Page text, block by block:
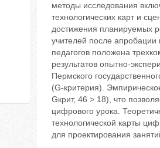
методы исследования
технологических карт и
достижения планируемых
учителей после апробации
педагогов положена
результатов опытно-
Пермского
(G-критерия).
Gкрит, 46 > 18), что
цифрового урока.
технологической карты
для проектирования